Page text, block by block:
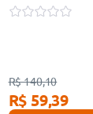
R$ 140,10
R$ 59,39